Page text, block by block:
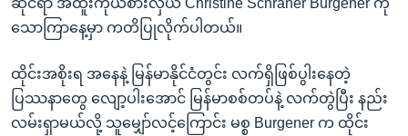
သောကြာနေ့မှာ ကတိပြုလိုက်ပါတယ်။
ထိုင်းအစိုးရ အနေနဲ့ မြန်မာနိုင်ငံတွင်း လက်ရှိဖြစ်ပွါးနေတဲ့
ပြဿနာတွေ လျော့ပါးအောင် မြန်မာစစ်တပ်နဲ့ လက်တွဲပြီး နည်း
လမ်းရှာမယ်လို့ သူမျှော်လင့်ကြောင်း မစ္စ Burgener က ထိုင်း